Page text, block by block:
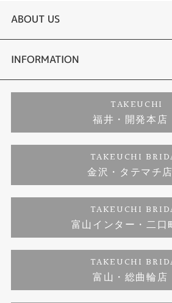
結婚指輪
セットリング
エタニティーリング
婚約ネックレス
サプライズプロポーズ相談室
ダイヤモンドカッターブランド
アフターメンテナンス
金澤工房｜手作りペアリング
金澤工房｜手作り結婚指輪
金澤工房｜手作り婚約指輪プロポーズプ
ABOUT US
店舗情報
お客様の声
INFORMATION
プライバシーポリシー
TAKEUCHI
福井・開発本店
TAKEUCHI
金沢・タテマチ店
TAKEUCHI
富山インター・二口
TAKEUCHI
富山・総曲輪店